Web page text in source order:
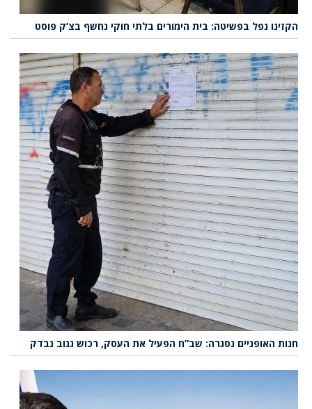
הקזינו נפל בפשיטה: בית הימורים בלתי חוקי נחשף בצ’ק פוסט
חנות האופניים נסגרה: שב”ח הפעיל את העסק, רכוש גנוב נבדק